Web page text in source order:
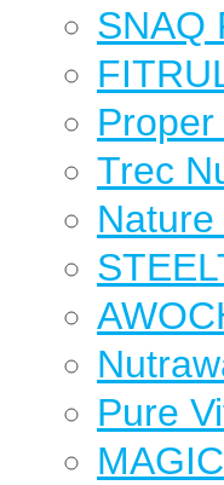
SNAQ
Proper
Trec
Pure